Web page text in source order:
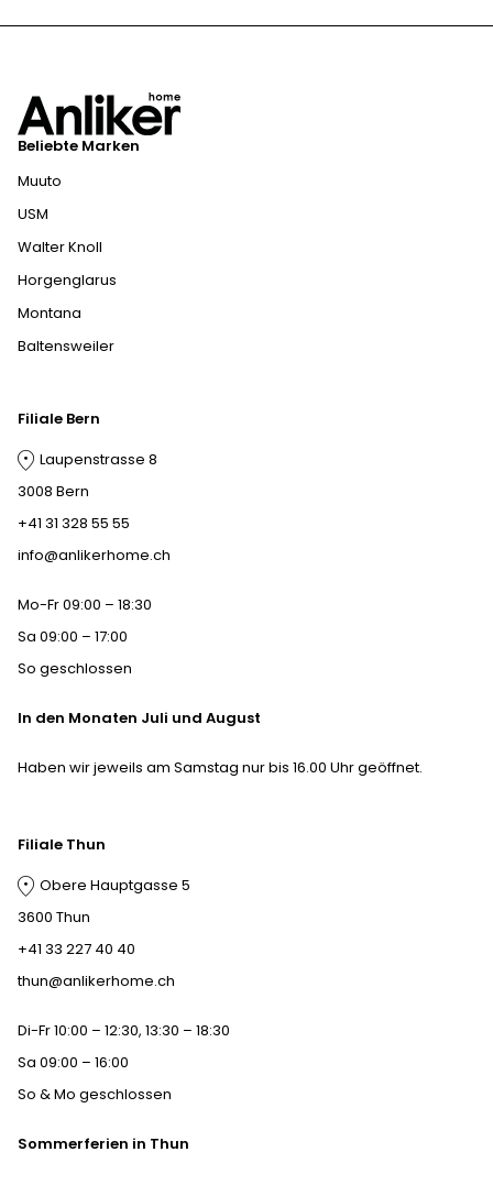
Beliebte Marken
Muuto
USM
Walter Knoll
Horgenglarus
Montana
Baltensweiler
Filiale Bern
Laupenstrasse 8
3008 Bern
+41 31 328 55 55
info@anlikerhome.ch
Mo-Fr 09:00 – 18:30
Sa 09:00 – 17:00
So geschlossen
In den Monaten Juli und August
Haben wir jeweils am Samstag nur bis 16.00 Uhr geöffnet.
Filiale Thun
Obere Hauptgasse 5
3600 Thun
+41 33 227 40 40
thun@anlikerhome.ch
Di-Fr 10:00 – 12:30, 13:30 – 18:30
Sa 09:00 – 16:00
So & Mo geschlossen
Sommerferien in Thun